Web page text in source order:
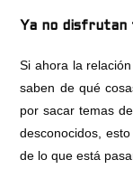
Ya no disfrutan
Si ahora la
saben de qué
por sacar temas
desconocidos,
de lo que está